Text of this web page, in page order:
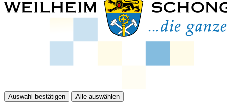
Auswahl bestätigen Alle auswählen